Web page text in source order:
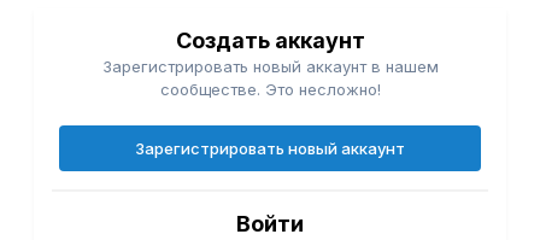
Создать аккаунт
Зарегистрировать новый аккаунт в нашем
сообществе. Это несложно!
Зарегистрировать новый аккаунт
Войти